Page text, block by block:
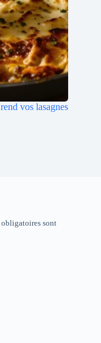
vos lasagnes
obligatoires sont